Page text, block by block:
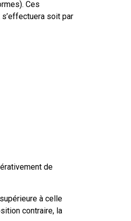
Ces
soit par
de
à celle
contraire, la